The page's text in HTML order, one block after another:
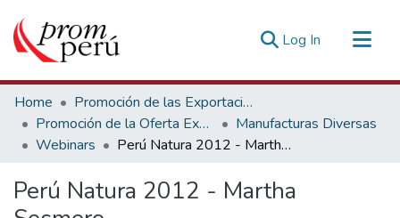
Log In (current)
Communities & Collections
All of DSpace
Statistics
Estadísticas Externas
Home
Promoción de las Exportaciones
Promoción de la Oferta Exportable
Manufacturas Diversas
Webinars
Perú Natura 2012 - Martha Sesmero
Perú Natura 2012 - Martha